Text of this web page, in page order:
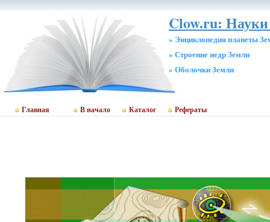
Clow.ru:
» Энциклопедия планеты
» Строение недр Земли
» Оболочки Земли
Главная В начало Каталог Рефераты